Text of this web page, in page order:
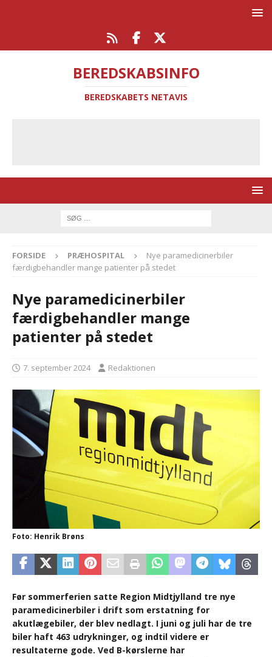
BEREDSKABSINFO
BEREDSKABETS NETAVIS
FORSIDE PRÆHOSPITAL
Nye paramedicinerbiler
færdigbehandler mange patienter på stedet
Nye paramedicinerbiler
færdigbehandler mange
patienter på stedet
7. september 2024 Redaktionen
Foto: Henrik Brøns
Før sommerferien satte Region Midtjylland tre nye
paramedicinerbiler i drift som erstatning for
akutlægebiler, der blev nedlagt. I juni og juli har de tre
biler haft 463 udrykninger, og indtil videre er
resultaterne gode. Ved B-kørslerne har